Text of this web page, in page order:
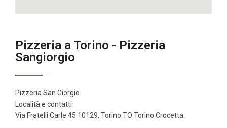
Pizzeria a Torino - Pizzeria
Sangiorgio
Pizzeria San Giorgio
Località e contatti
Via Fratelli Carle 45 10129, Torino TO Torino Crocetta.